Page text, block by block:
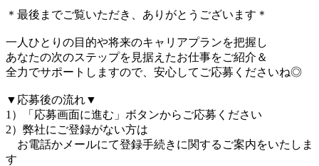
＊最後までご覧いただき、ありがとうございます＊
一人ひとりの目的や将来のキャリアプランを把握し
あなたの次のステップを見据えたお仕事をご紹介＆
全力でサポートしますので、安心してご応募くださいね◎
▼応募後の流れ▼
1）「応募画面に進む」ボタンからご応募ください
2）弊社にご登録がない方は
お電話かメールにて登録手続きに関するご案内をいたしま
す